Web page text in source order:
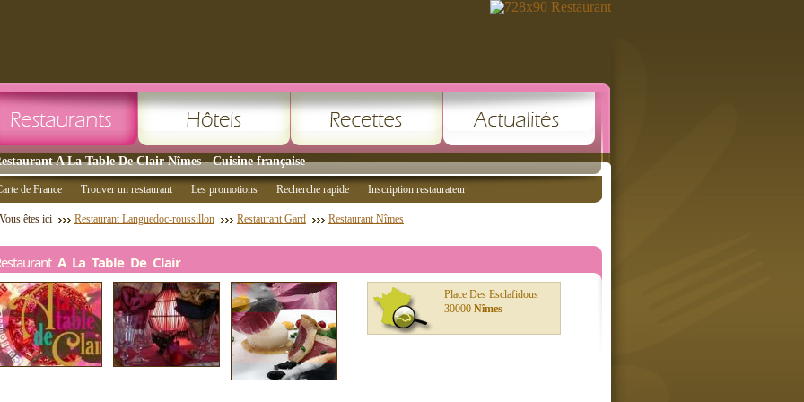
A La Table De Clair Nîmes - Cuisine française
de France Trouver un restaurant Les promotions Recherche rapide Inscription restaurateur
Vous êtes ici Restaurant Languedoc-roussillon Restaurant Gard Restaurant Nîmes
A La Table De Clair
Place Des Esclafidous
30000 Nîmes